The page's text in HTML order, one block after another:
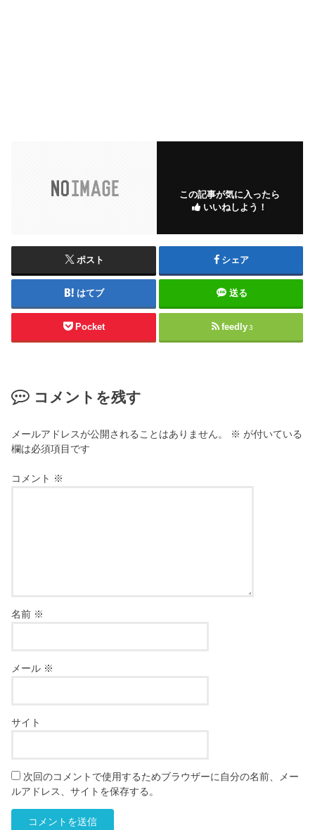
この記事が気に入ったら
いいねしよう！
ポスト シェア
はてブ 送る
Pocket feedly 3
コメントを残す
メールアドレスが公開されることはありません。 ※ が付いている
欄は必須項目です
コメント ※
名前 ※
メール ※
サイト
次回のコメントで使用するためブラウザーに自分の名前、メー
ルアドレス、サイトを保存する。